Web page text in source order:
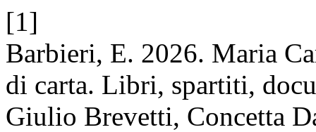
[1]
Barbieri, E. 2026. Maria
di carta. Libri, spartiti,
Giulio Brevetti, Concetta